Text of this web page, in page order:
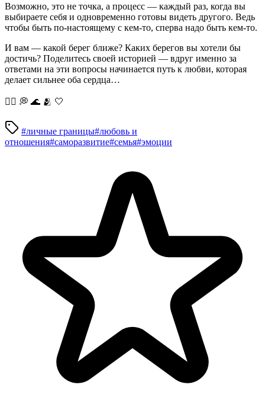
Возможно, это не точка, а процесс — каждый раз, когда вы
выбираете себя и одновременно готовы видеть другого. Ведь
чтобы быть по-настоящему с кем‑то, сперва надо быть кем‑то.
И вам — какой берег ближе? Каких берегов вы хотели бы
достичь? Поделитесь своей историей — вдруг именно за
ответами на эти вопросы начинается путь к любви, которая
делает сильнее оба сердца…
❤️‍🔥 💭 🌊 🫂 🤍
#личные границы#любовь и
отношения#саморазвитие#семья#эмоции